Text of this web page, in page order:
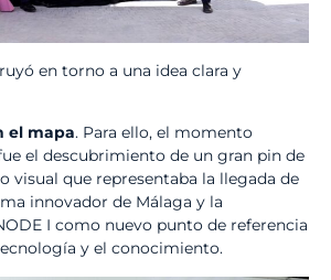
en torno a una idea clara y
el mapa. Para ello, el momento
el descubrimiento de un gran pin de
visual que representaba la llegada de
innovador de Málaga y la
I como nuevo punto de referencia
y el conocimiento.